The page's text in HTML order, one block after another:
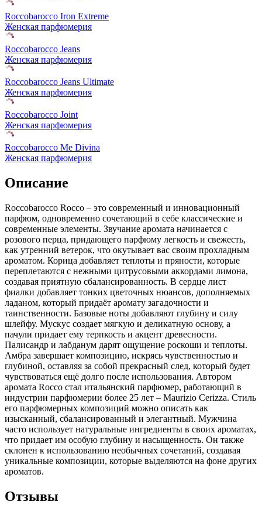
Roccobarocco Iron Extreme
Женская парфюмерия
Roccobarocco Jeans
Женская парфюмерия
Roccobarocco Jeans Ultimate
Женская парфюмерия
Roccobarocco Joint
Женская парфюмерия
Roccobarocco Me Divina
Женская парфюмерия
Описание
Roccobarocco Rocco – это современный и инновационный
парфюм, одновременно сочетающий в себе классические и
современные элементы. Звучание аромата начинается с
розового перца, придающего парфюму легкость и свежесть,
как утренний ветерок, что окутывает вас своим прохладным
ароматом. Корица добавляет теплоты и пряности, которые
переплетаются с нежными цитрусовыми аккордами лимона,
создавая приятную сбалансированность. В сердце лист
фиалки добавляет тонких цветочных нюансов, дополняемых
ладаном, который придаёт аромату загадочности и
таинственности. Базовые ноты добавляют глубину и силу
шлейфу. Мускус создает мягкую и деликатную основу, а
пачули придает ему терпкость и акцент древесности.
Палисандр и лабданум дарят ощущение роскоши и теплоты.
Амбра завершает композицию, искрясь чувственностью и
глубиной, оставляя за собой прекрасный след, который будет
чувствоваться ещё долго после использования. Автором
аромата Rocco стал итальянский парфюмер, работающий в
индустрии парфюмерии более 25 лет – Maurizio Cerizza. Стиль
его парфюмерных композиций можно описать как
изысканный, сбалансированный и элегантный. Мужчина
часто использует натуральные ингредиенты в своих ароматах,
что придает им особую глубину и насыщенность. Он также
склонен к использованию необычных сочетаний, создавая
уникальные композиции, которые выделяются на фоне других
ароматов.
Отзывы